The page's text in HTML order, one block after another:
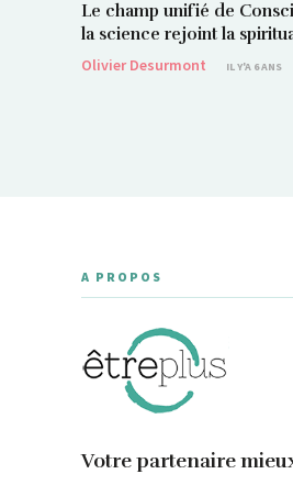
Le champ unifié de
la science rejoint la
Olivier Desurmont
IL Y'A 6 ANS
A PROPOS
Votre partenaire